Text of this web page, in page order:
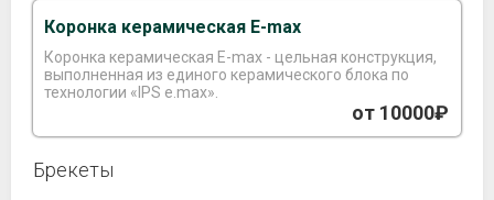
Коронка керамическая E-max
Коронка керамическая E-max - цельная конструкция,
выполненная из единого керамического блока по
технологии «IPS e.max».
от 10000₽
Брекеты